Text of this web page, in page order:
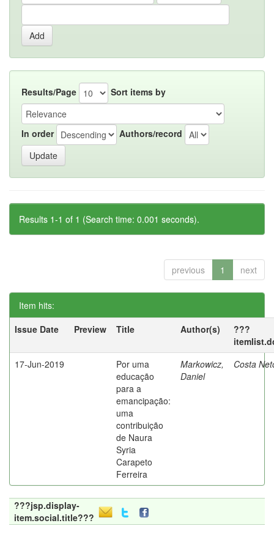
Results/Page Sort items by
In order Authors/record
Results 1-1 of 1 (Search time: 0.001 seconds).
previous 1 next
Item hits:
Issue Date
Preview Title Author(s)
???
17-Jun-2019
Por uma
educação
para a
emancipação:
uma
contribuição
de Naura
Syria
Carapeto
Ferreira
Markowicz,
Daniel
Costa
???jsp.display-
item.social.title???